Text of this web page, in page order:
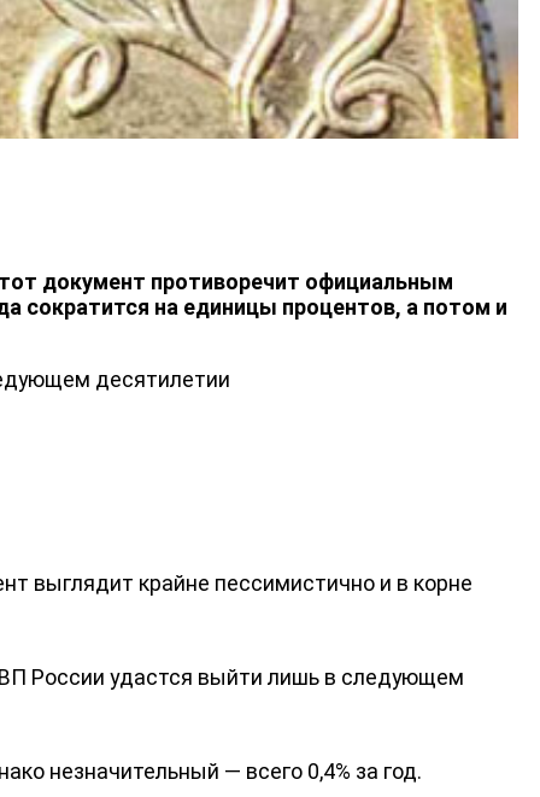
документ противоречит официальным
сократится на единицы процентов, а потом и
десятилетии
выглядит крайне пессимистично и в корне
России удастся выйти лишь в следующем
незначительный — всего 0,4% за год.